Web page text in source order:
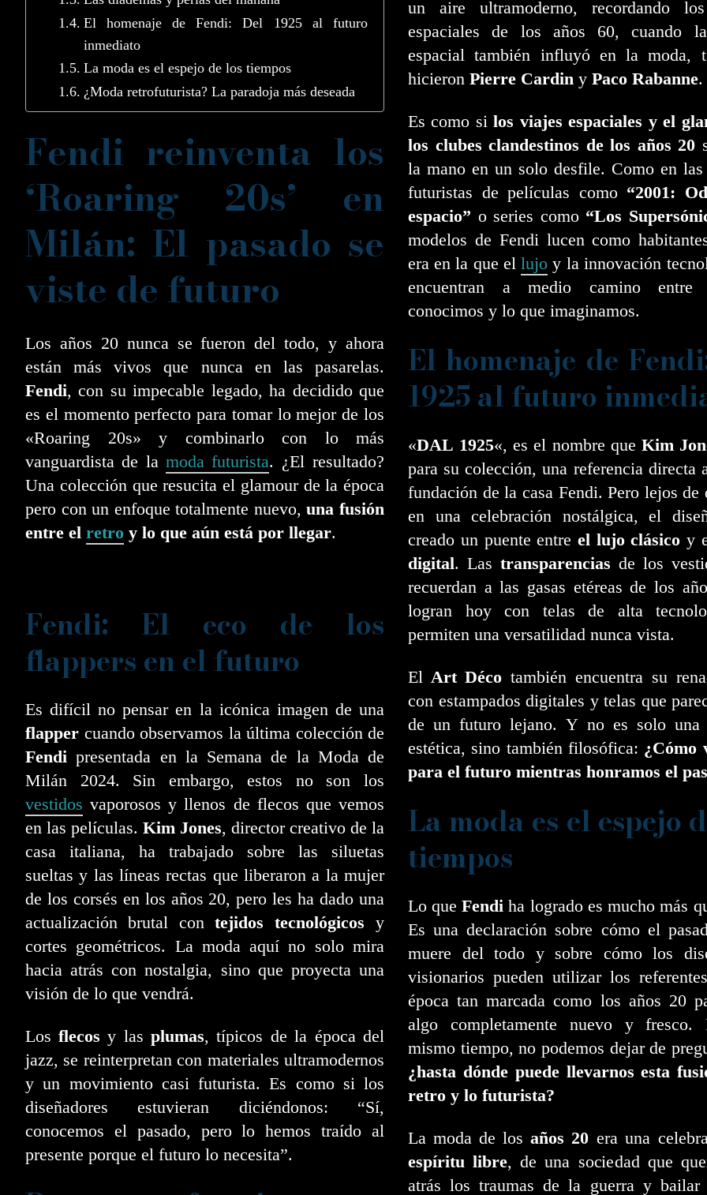
El homenaje de Fendi: Del 1925 al futuro
inmediato
La moda es el espejo de los tiempos
¿Moda retrofuturista? La paradoja más deseada
Fendi reinventa los
‘Roaring 20s’ en
Milán: El pasado se
viste de futuro
Los años 20 nunca se fueron del todo, y ahora
están más vivos que nunca en las pasarelas.
Fendi, con su impecable legado, ha decidido que
es el momento perfecto para tomar lo mejor de los
«Roaring 20s» y combinarlo con lo más
vanguardista de la moda futurista. ¿El resultado?
Una colección que resucita el glamour de la época
pero con un enfoque totalmente nuevo, una fusión
entre el retro y lo que aún está por llegar.
Fendi: El eco de los
flappers en el futuro
Es difícil no pensar en la icónica imagen de una
flapper cuando observamos la última colección de
Fendi presentada en la Semana de la Moda de
Milán 2024. Sin embargo, estos no son los
vestidos vaporosos y llenos de flecos que vemos
en las películas. Kim Jones, director creativo de la
casa italiana, ha trabajado sobre las siluetas
sueltas y las líneas rectas que liberaron a la mujer
de los corsés en los años 20, pero les ha dado una
actualización brutal con tejidos tecnológicos y
cortes geométricos. La moda aquí no solo mira
hacia atrás con nostalgia, sino que proyecta una
visión de lo que vendrá.
Los flecos y las plumas, típicos de la época del
jazz, se reinterpretan con materiales ultramodernos
y un movimiento casi futurista. Es como si los
diseñadores estuvieran diciéndonos: “Sí,
conocemos el pasado, pero lo hemos traído al
presente porque el futuro lo necesita”.
un aire ultramoderno, recordando
espaciales de los años 60, cuando
espacial también influyó en la moda,
hicieron Pierre Cardin y Paco Rabanne.
Es como si los viajes espaciales y el
los clubes clandestinos de los años 20
la mano en un solo desfile. Como en
futuristas de películas como “2001:
espacio” o series como “Los
modelos de Fendi lucen como
era en la que el lujo y la innovación
encuentran a medio camino
conocimos y lo que imaginamos.
El homenaje de
1925 al futuro
«DAL 1925«, es el nombre que Kim
para su colección, una referencia directa
fundación de la casa Fendi. Pero lejos de
en una celebración nostálgica, el
creado un puente entre el lujo clásico y
digital. Las transparencias de los
recuerdan a las gasas etéreas de los
logran hoy con telas de alta
permiten una versatilidad nunca vista.
El Art Déco también encuentra su
con estampados digitales y telas que
de un futuro lejano. Y no es solo una
estética, sino también filosófica: ¿Cómo
para el futuro mientras honramos el
La moda es el espejo
tiempos
Lo que Fendi ha logrado es mucho más
Es una declaración sobre cómo el
muere del todo y sobre cómo los
visionarios pueden utilizar los
época tan marcada como los años 20
algo completamente nuevo y fresco.
mismo tiempo, no podemos dejar de
¿hasta dónde puede llevarnos esta
retro y lo futurista?
La moda de los años 20 era una
espíritu libre, de una sociedad que
atrás los traumas de la guerra y bailar